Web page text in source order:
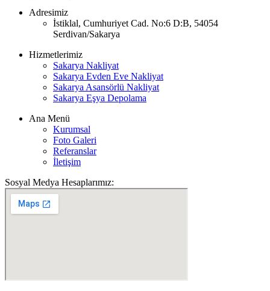
Adresimiz
İstiklal, Cumhuriyet Cad. No:6 D:B, 54054
Serdivan/Sakarya
Hizmetlerimiz
Sakarya Nakliyat
Sakarya Evden Eve Nakliyat
Sakarya Asansörlü Nakliyat
Sakarya Eşya Depolama
Ana Menü
Kurumsal
Foto Galeri
Referanslar
İletişim
Sosyal Medya Hesaplarımız: